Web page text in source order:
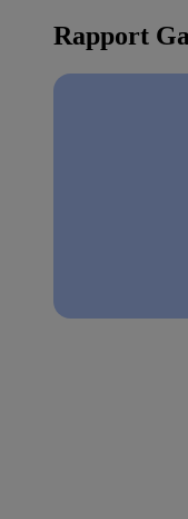
Rapport